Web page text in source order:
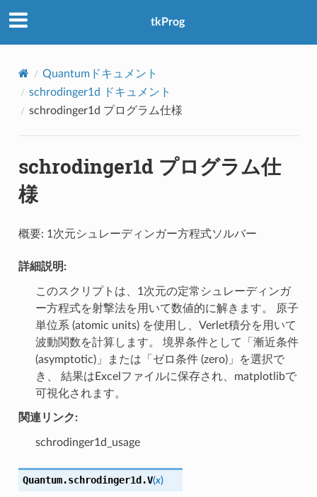
tkProg
Quantumドキュメント
schrodinger1d ドキュメント
schrodinger1d プログラム仕様
schrodinger1d プログラム仕
様
概要: 1次元シュレーディンガー方程式ソルバー
詳細説明:
このスクリプトは、1次元の定常シュレーディンガ
ー方程式を射撃法を用いて数値的に解きます。 原子
単位系 (atomic units) を使用し、Verlet積分を用いて
波動関数を計算します。 境界条件として「漸近条件
(asymptotic)」または「ゼロ条件 (zero)」を選択で
き、 結果はExcelファイルに保存され、matplotlibで
可視化されます。
関連リンク:
schrodinger1d_usage
Quantum.schrodinger1d.V(x)
アクセス数：0